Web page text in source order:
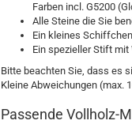
Farben incl. G5200
Alle Steine die Sie
Ein kleines
Ein spezieller Stift
Bitte beachten Sie, dass es
Kleine Abweichungen (max.
Passende Vollholz-